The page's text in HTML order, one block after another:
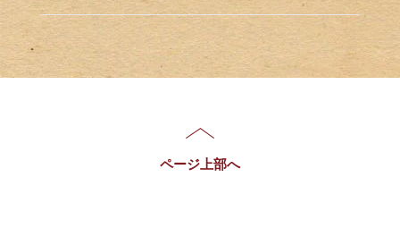
ページ上部へ